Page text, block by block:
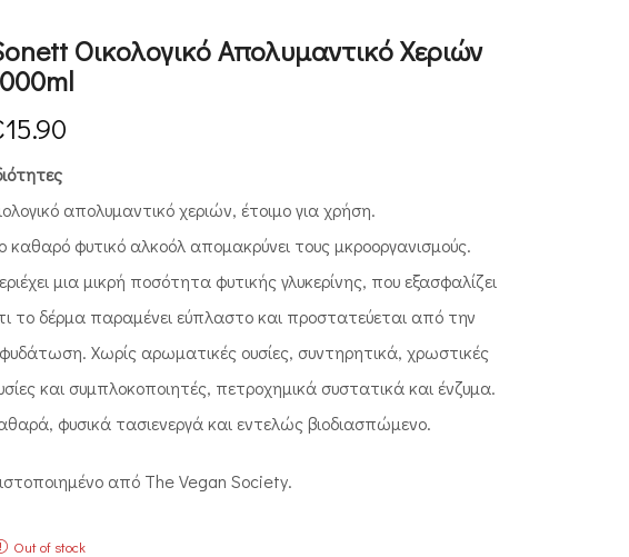
Οικολογικό Απολυμαντικό Χεριών
15.90
απολυμαντικό χεριών, έτοιμο για χρήση.
καθαρό φυτικό αλκοόλ απομακρύνει τους μκροοργανισμούς.
μια μικρή ποσότητα φυτικής γλυκερίνης, που εξασφαλίζει
το δέρμα παραμένει εύπλαστο και προστατεύεται από την
Χωρίς αρωματικές ουσίες, συντηρητικά, χρωστικές
και συμπλοκοποιητές, πετροχημικά συστατικά και ένζυμα.
φυσικά τασιενεργά και εντελώς βιοδιασπώμενο.
από The Vegan Society.
Out of stock